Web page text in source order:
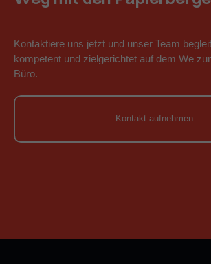
Kontaktiere uns jetzt und unser Team
kompetent und zielgerichtet auf dem We
Büro.
Kontakt aufnehmen